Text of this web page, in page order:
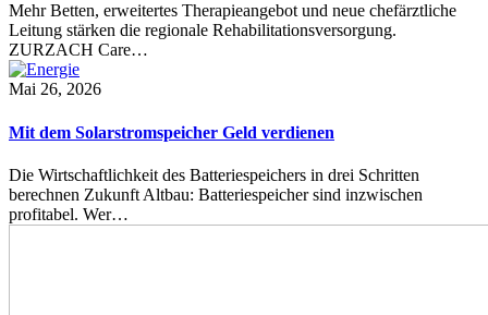
Mehr Betten, erweitertes Therapieangebot und neue chefärztliche
Leitung stärken die regionale Rehabilitationsversorgung.
ZURZACH Care…
Mai 26, 2026
Mit dem Solarstromspeicher Geld verdienen
Die Wirtschaftlichkeit des Batteriespeichers in drei Schritten
berechnen Zukunft Altbau: Batteriespeicher sind inzwischen
profitabel. Wer…